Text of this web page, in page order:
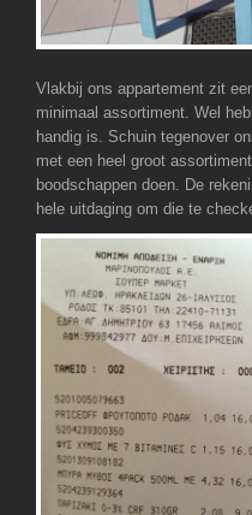
Vlakbij ons appartement zit
minimaal assortiment. Wel
handig is. Schuin tegenover
met een heel groot
boodschappen doen. De
hele uitdaging om die te